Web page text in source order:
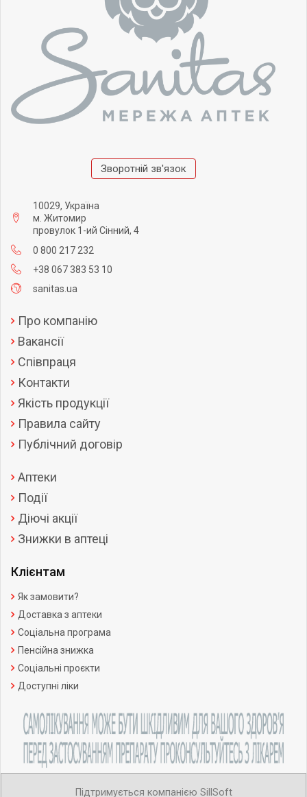
Зворотній зв'язок
10029, Україна
м. Житомир
провулок 1-ий Сінний, 4
0 800 217 232
+38 067 383 53 10
sanitas.ua
Про компанію
Вакансії
Співпраця
Контакти
Якість продукції
Правила сайту
Публічний договір
Аптеки
Події
Діючі акції
Знижки в аптеці
Клієнтам
Як замовити?
Доставка з аптеки
Соціальна програма
Пенсійна знижка
Соціальні проєкти
Доступні ліки
Підтримується компанією SillSoft